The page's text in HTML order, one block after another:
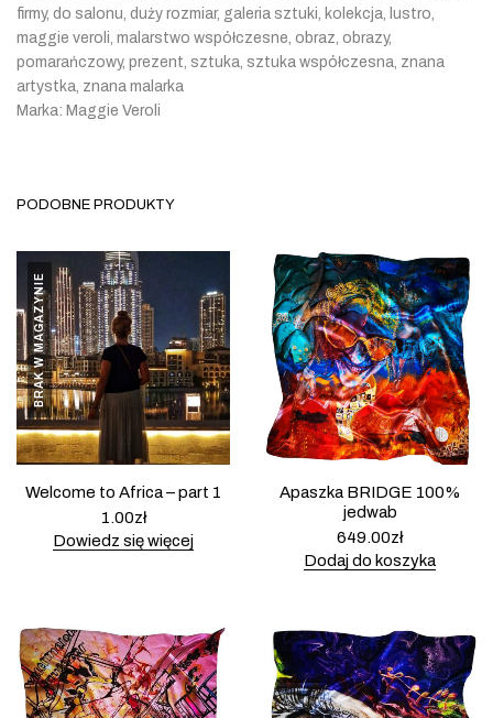
firmy, do salonu, duży rozmiar, galeria sztuki, kolekcja, lustro,
maggie veroli, malarstwo współczesne, obraz, obrazy,
pomarańczowy, prezent, sztuka, sztuka współczesna, znana
artystka, znana malarka
Marka: Maggie Veroli
PODOBNE PRODUKTY
BRAK W MAGAZYNIE
Welcome to Africa – part 1
1.00zł
Dowiedz się więcej
Apaszka BRIDGE 100%
jedwab
649.00zł
Dodaj do koszyka